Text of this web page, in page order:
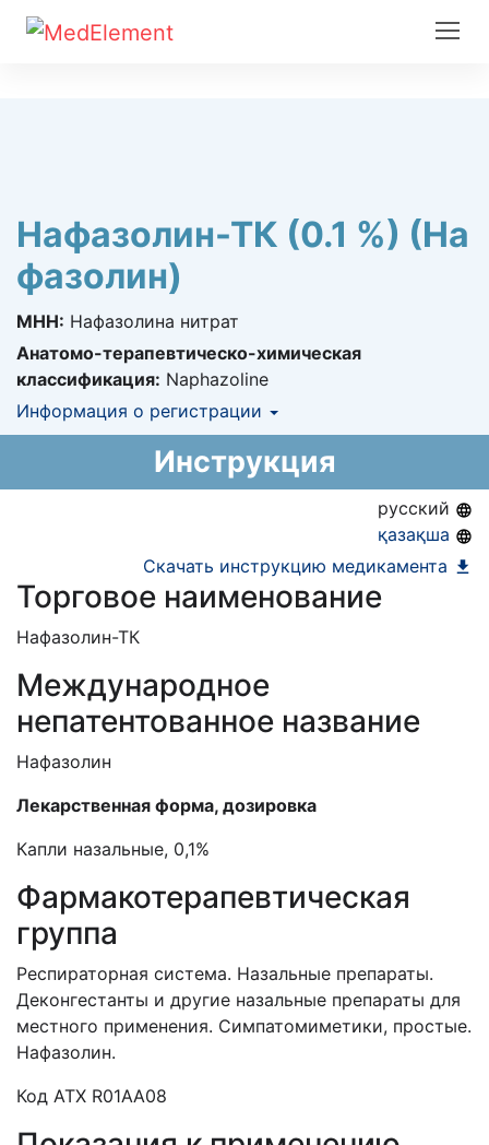
Нафазолин-ТК (0.1 %) (На
фазолин)
МНН: Нафазолина нитрат
Анатомо-терапевтическо-химическая
классификация: Naphazoline
Информация о регистрации
Информация о регистрации в РК:27.01.2025 -
Инструкция
русский
қазақша
Скачать инструкцию медикамента
Торговое наименование
Нафазолин-ТК
Международное
непатентованное название
Нафазолин
Лекарственная форма, дозировка
Капли назальные, 0,1%
Фармакотерапевтическая
группа
Респираторная система. Назальные препараты.
Деконгестанты и другие назальные препараты для
местного применения. Симпатомиметики, простые.
Нафазолин.
Код АТХ R01AA08